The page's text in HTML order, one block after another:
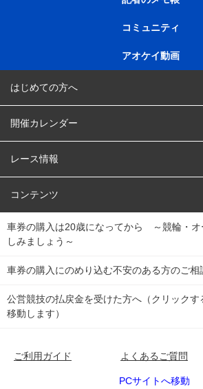
コミュニティ
アオケイ動画
はじめての方へ
AOKEIスタジアムって
AOKEIスタジアム会員ってなに
チャリロトとは
チャリロトセレクトとは
チャリロト５とは
チャリロト３とは
開催カレンダー
競輪
オートレース
競輪くじ
Dokanto!
レース情報
レース結果
キャリーオーバー一覧
全国の競輪場データ
コンテンツ
会員規約
会社概要
個人情報について
車券の購入は20歳になってから ～競輪・オ
しみましょう～
車券の購入にのめり込む不安のある方のご相
公営競技の払戻金を受けた方へ（クリック
移動します）
ご利用ガイド よくあるご質問
PCサイトへ移動